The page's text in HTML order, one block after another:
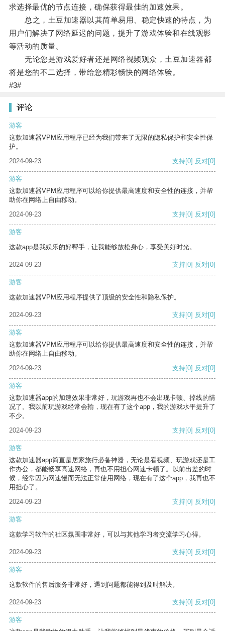
求选择最优的节点连接，确保获得最佳的加速效果。
总之，土豆加速器以其简单易用、稳定快速的特点，为
用户们解决了网络延迟的问题，提升了游戏体验和在线观影
等活动的质量。
无论您是游戏爱好者还是网络视频观众，土豆加速器都
将是您的不二选择，带给您精彩畅快的网络体验。
#3#
评论
游客
这款加速器VPM应用程序已经为我们带来了无限的隐私保护和安全性保
护。
2024-09-23
支持[0] 反对[0]
游客
这款加速器VPM应用程序可以给你提供最高速度和安全性的连接，并帮
助你在网络上自由移动。
2024-09-23
支持[0] 反对[0]
游客
这款app是我娱乐的好帮手，让我能够放松身心，享受美好时光。
2024-09-23 支持[0] 反对[0]
游客
这款加速器VPM应用程序提供了顶级的安全性和隐私保护。
2024-09-23 支持[0] 反对[0]
游客
这款加速器VPM应用程序可以给你提供最高速度和安全性的连接，并帮
助你在网络上自由移动。
2024-09-23
支持[0] 反对[0]
游客
这款加速器app的加速效果非常好，玩游戏再也不会出现卡顿、掉线的情
况了。我以前玩游戏经常会输，现在有了这个app，我的游戏水平提升了
不少。
2024-09-23
支持[0] 反对[0]
游客
这款加速器app简直是居家旅行必备神器，无论是看视频、玩游戏还是工
作办公，都能畅享高速网络，再也不用担心网速卡顿了。以前出差的时
候，经常因为网速慢而无法正常使用网络，现在有了这个app，我再也不
用担心了。
2024-09-23
支持[0] 反对[0]
游客
这款学习软件的社区氛围非常好，可以与其他学习者交流学习心得。
2024-09-23 支持[0] 反对[0]
游客
这款软件的售后服务非常好，遇到问题都能得到及时解决。
2024-09-23 支持[0] 反对[0]
游客